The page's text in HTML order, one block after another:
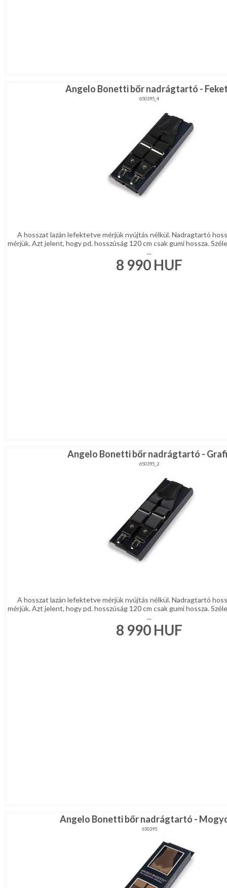
Angelo Bonetti bőr nadrágtartó -
650395_4
A hosszat lazán lefektetve mérjük nyújtás nélkül. Nadragtartó
mérjük. Azt jelent, hogy pd. hosszúság 120 cm csak gumi hossza.
...
8 990 HUF
Angelo Bonetti bőr nadrágtartó -
650395_2
A hosszat lazán lefektetve mérjük nyújtás nélkül. Nadragtartó
mérjük. Azt jelent, hogy pd. hosszúság 120 cm csak gumi hossza.
...
8 990 HUF
Angelo Bonetti bőr nadrágtartó -
650395